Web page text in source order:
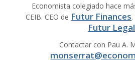
Economista colegiado hace
CEIB. CEO de Futur Finances
Futur Legal
Contactar con Pau A.